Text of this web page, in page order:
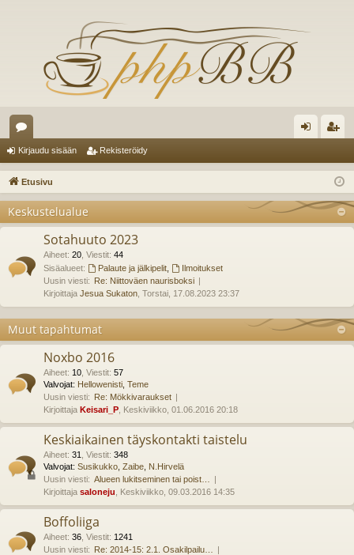
es
ku
el
t
au
si
ist
öi
Kirjaudu sisään Rekisteröidy
Etusivu
Keskustelualue
Sotahuuto 2023
Aiheet: 20 Viestit: 44
Sisäalueet:
Palaute ja jälkipelit,
Ilmoitukset
Uusin viesti: Re: Niittoväen naurisboksi
Kirjoittaja Jesua Sukaton , Torstai, 17.08.2023 23:37
Muut tapahtumat
Noxbo 2016
Aiheet: 10 Viestit: 57
Valvojat: Hellowenisti Teme
Uusin viesti: Re: Mökkivaraukset
Kirjoittaja Keisari_P , Keskiviikko, 01.06.2016 20:18
Keskiaikainen täyskontakti taistelu
Aiheet: 31 Viestit: 348
Valvojat: Susikukko Zaibe N.Hirvelä
Uusin viesti: Alueen lukitseminen tai poist…
Kirjoittaja saloneju , Keskiviikko, 09.03.2016 14:35
Boffoliiga
Aiheet: 36 Viestit: 1241
Uusin viesti: Re: 2014-15: 2.1. Osakilpailu…